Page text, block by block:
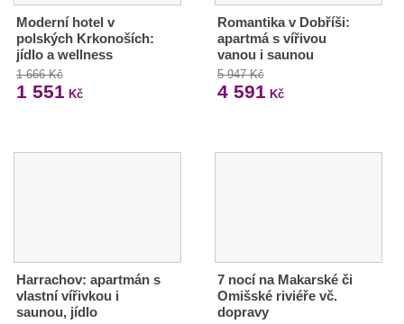
Moderní hotel v
polských Krkonoších:
jídlo a wellness
1 666 Kč
1 551 Kč
Romantika v Dobříši:
apartmá s vířivou
vanou i saunou
5 947 Kč
4 591 Kč
Harrachov: apartmán s
vlastní vířivkou i
saunou, jídlo
7 nocí na Makarské či
Omišské riviéře vč.
dopravy